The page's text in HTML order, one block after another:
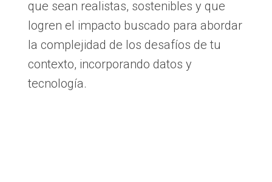
que sean realistas, sostenibles y que
logren el impacto buscado para abordar
la complejidad de los desafíos de tu
contexto, incorporando datos y
tecnología.